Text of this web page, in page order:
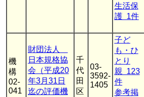
生活保
護 1件
機
構
02-
041
財団法人
日本規格協
会（平成20
年3月31日
迄の評価機
千
代
田
区
03-
3592-
1405
子ど
も・ひ
とり
親 123
件
参考掲